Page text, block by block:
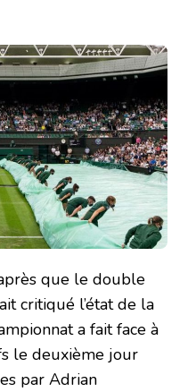
que le double
critiqué l’état de la
a fait face à
le deuxième jour
par Adrian